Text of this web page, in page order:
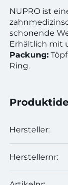
NUPRO ist
schonende
Erhältlich mit
Packung:
Ring.
Hersteller:
Herstellernr: